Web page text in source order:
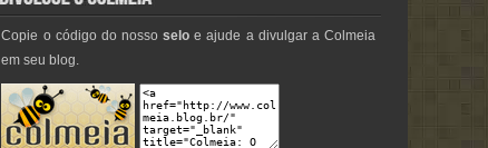
Copie o código do nossoselo e ajude a divulgar a Colmeia
em seu blog.